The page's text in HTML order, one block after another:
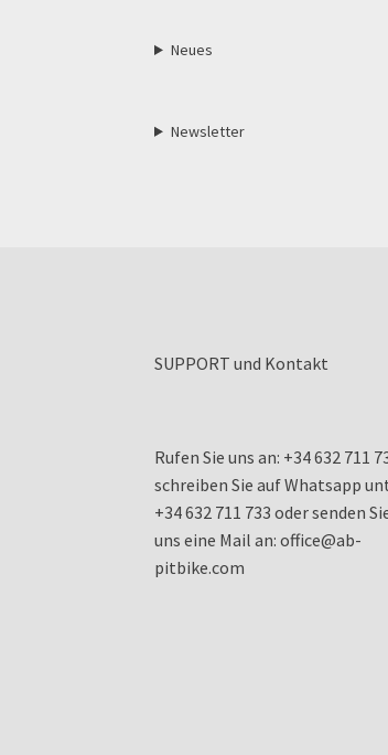
Neues
Newsletter
SUPPORT und Kontakt
Rufen Sie uns an: +34 632 711
schreiben Sie auf Whatsapp
+34 632 711 733 oder senden
uns eine Mail an: office@ab-
pitbike.com